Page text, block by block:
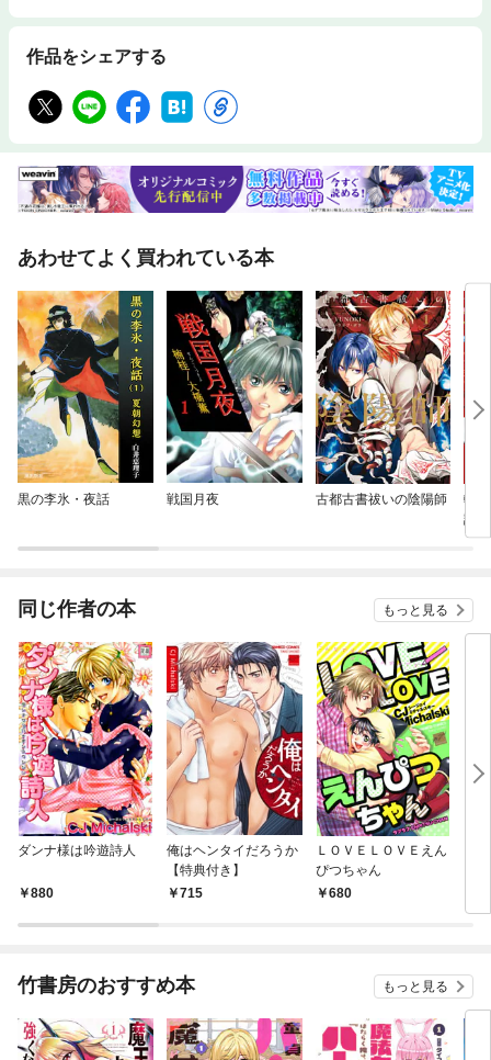
作品をシェアする
あわせてよく買われている本
黒の李氷・夜話 戦国月夜 古都古書祓いの陰陽師
転
諜
そ
同じ作者の本 もっと見る
ダンナ様は吟遊詩人
880
俺はヘンタイだろうか
【特典付き】
715
ＬＯＶＥＬＯＶＥえん
ぴつちゃん
680
竹書房のおすすめ本 もっと見る